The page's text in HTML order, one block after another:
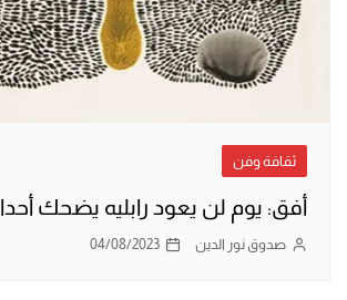
ثقافة وفن
أفق: يوم لن يعود رابليه يضحك أحدا
صدوق نور الدين 04/08/2023